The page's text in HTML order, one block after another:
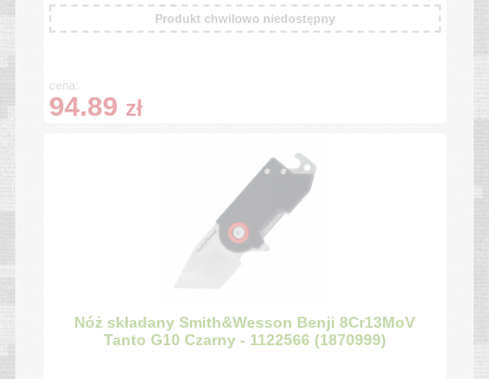
Produkt chwilowo niedostępny
cena:
94.89 zł
Nóż składany Smith&Wesson Benji 8Cr13MoV
Tanto G10 Czarny - 1122566 (1870999)